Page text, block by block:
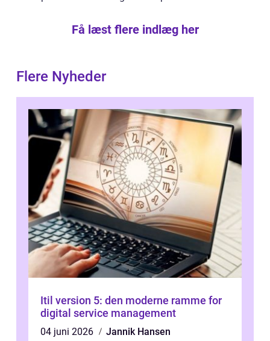
Få læst flere indlæg her
Flere Nyheder
Itil version 5: den moderne ramme for
digital service management
04 juni 2026
Jannik Hansen